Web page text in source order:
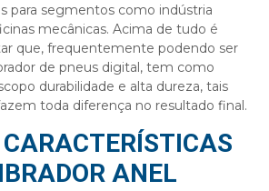
para segmentos como indústria
mecânicas. Acima de tudo é
que, frequentemente podendo ser
de pneus digital, tem como
durabilidade e alta dureza, tais
toda diferença no resultado final.
ANEL